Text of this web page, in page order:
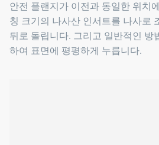
안전 플랜지가 이전과 동일한 위치
칭 크기의 나사산 인서트를 나사로
뒤로 돌립니다. 그리고 일반적인 방
하여 표면에 평평하게 누릅니다.